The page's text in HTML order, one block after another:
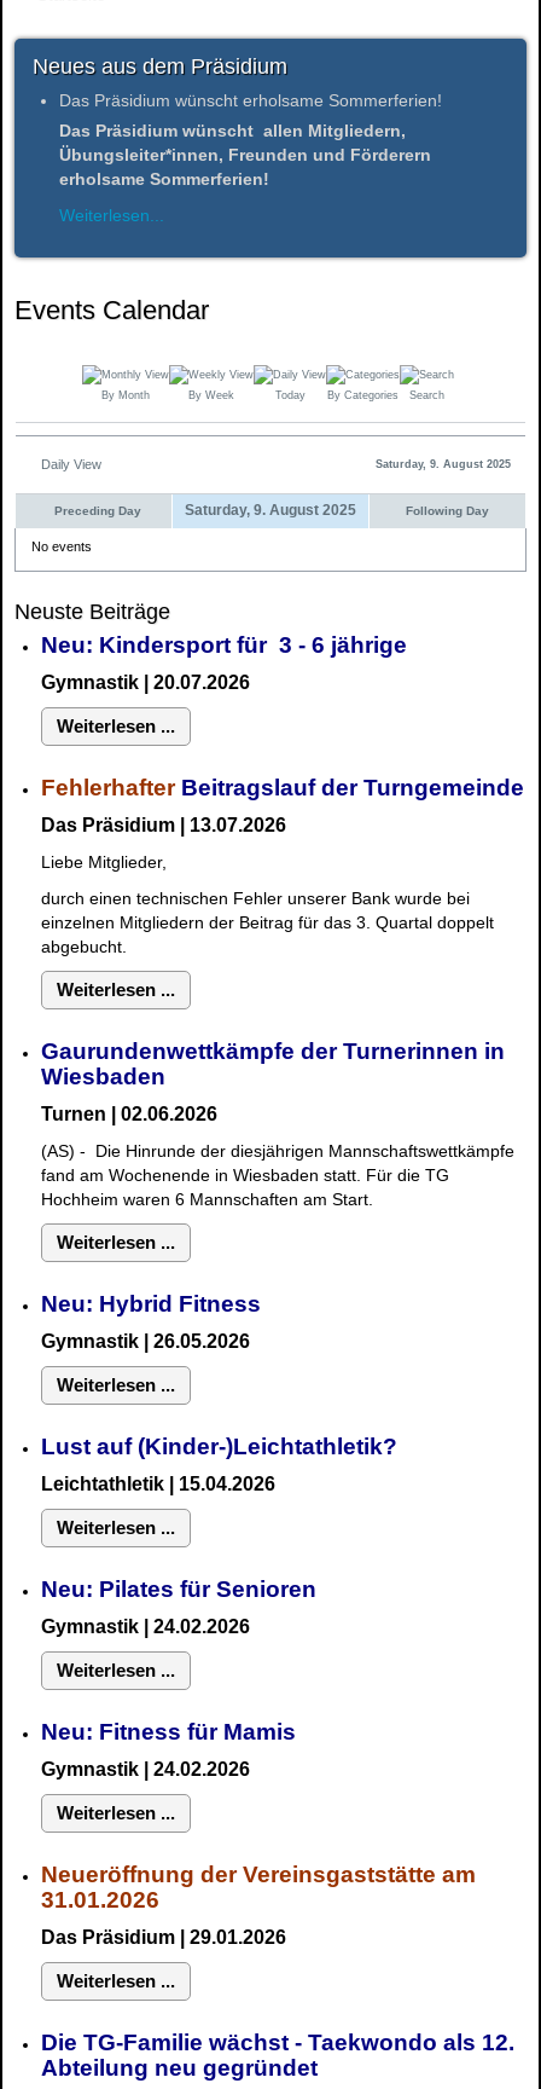
Neues aus dem Präsidium
Das Präsidium wünscht erholsame Sommerferien!
Das Präsidium wünscht allen Mitgliedern,
Übungsleiter*innen, Freunden und Förderern
erholsame Sommerferien!
Weiterlesen...
Events Calendar
By Month By Week Today By Categories Search
Daily View Saturday, 9. August 2025
Preceding Day Saturday, 9. August 2025 Following Day
No events
Neuste Beiträge
Neu: Kindersport für 3 - 6 jährige
Gymnastik | 20.07.2026
Weiterlesen ...
FehlerhafterBeitragslauf der Turngemeinde
Das Präsidium | 13.07.2026
Liebe Mitglieder,
durch einen technischen Fehler unserer Bank wurde bei
einzelnen Mitgliedern der Beitrag für das 3. Quartal doppelt
abgebucht.
Weiterlesen ...
Gaurundenwettkämpfe der Turnerinnen in
Wiesbaden
Turnen | 02.06.2026
(AS) - Die Hinrunde der diesjährigen Mannschaftswettkämpfe
fand am Wochenende in Wiesbaden statt. Für die TG
Hochheim waren 6 Mannschaften am Start.
Weiterlesen ...
Neu: Hybrid Fitness
Gymnastik | 26.05.2026
Weiterlesen ...
Lust auf (Kinder-)Leichtathletik?
Leichtathletik | 15.04.2026
Weiterlesen ...
Neu: Pilates für Senioren
Gymnastik | 24.02.2026
Weiterlesen ...
Neu: Fitness für Mamis
Gymnastik | 24.02.2026
Weiterlesen ...
Neueröffnung der Vereinsgaststätte am
31.01.2026
Das Präsidium | 29.01.2026
Weiterlesen ...
Die TG-Familie wächst - Taekwondo als 12.
Abteilung neu gegründet